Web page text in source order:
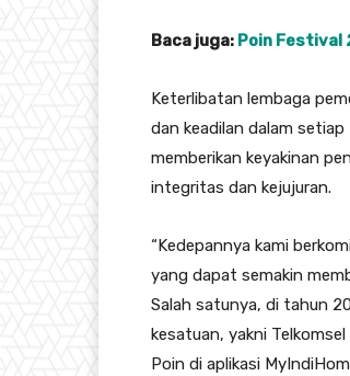
Baca juga: Poin Festival
Keterlibatan lembaga
dan keadilan dalam
memberikan keyakinan
integritas dan kejujuran.
“Kedepannya kami
yang dapat semakin
Salah satunya, di tahun
kesatuan, yakni
Poin di aplikasi